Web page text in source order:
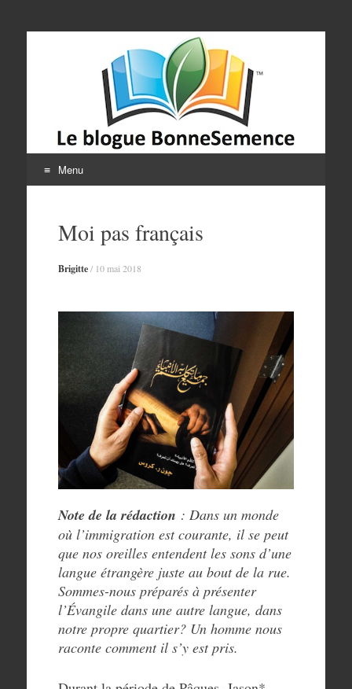
Le blogue
BonneSemence
Menu
contenuMoi pas français
Brigitte/ 10 mai 2018
Note de la rédaction : Dans un monde
où l’immigration est courante, il se peut
que nos oreilles entendent les sons d’une
langue étrangère juste au bout de la rue.
Sommes-nous préparés à présenter
l’Évangile dans une autre langue, dans
notre propre quartier? Un homme nous
raconte comment il s’y est pris.